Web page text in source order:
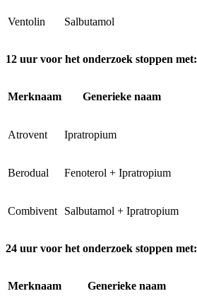
Ventolin Salbutamol
12 uur voor het onderzoek stoppen met:
Merknaam Generieke naam
Atrovent Ipratropium
Berodual Fenoterol + Ipratropium
Combivent Salbutamol + Ipratropium
24 uur voor het onderzoek stoppen met:
Merknaam Generieke naam